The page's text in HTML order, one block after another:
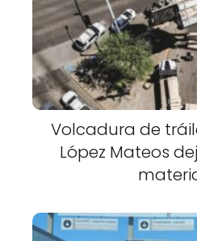
Volcadura de
López Mateos